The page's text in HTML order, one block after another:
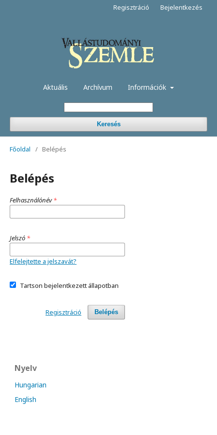
Aktuális Archívum Információk
Keresés
Regisztráció Bejelentkezés
Főoldal / Belépés
Belépés
Felhasználónév*
Jelszó *
Elfelejtette a jelszavát?
Tartson bejelentkezett állapotban
Belépés
Regisztráció
Nyelv
Hungarian
English